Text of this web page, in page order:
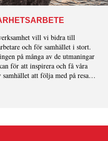
vill vi bidra till
och för samhället i stort.
på många av de utmaningar
för att inspirera och få våra
att följa med på resan